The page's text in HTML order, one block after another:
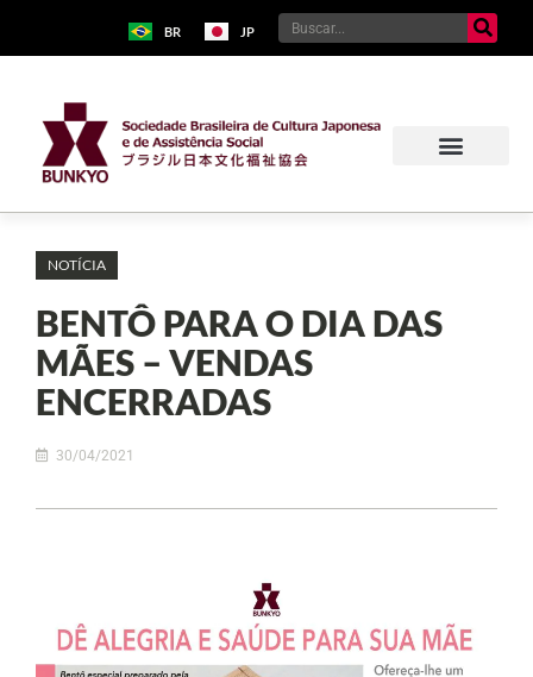
BR JP
NOTÍCIA
BENTÔ PARA O DIA DAS
MÃES – VENDAS
ENCERRADAS
30/04/2021